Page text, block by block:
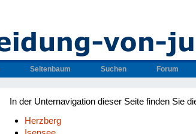
Seitenbaum Suchen Forum
In der Unternavigation dieser Seite finden Sie
Herzberg